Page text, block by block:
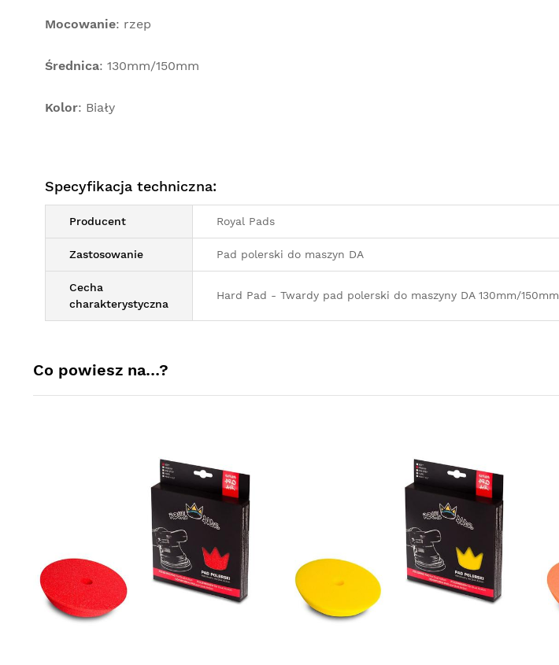
Mocowanie: rzep
Średnica: 130mm/150mm
Kolor: Biały
Specyfikacja techniczna:
Producent Royal Pads
Zastosowanie Pad polerski do maszyn DA
Cecha
charakterystyczna
Hard Pad - Twardy pad polerski do maszyny DA 130mm/150mm
Co powiesz na…?